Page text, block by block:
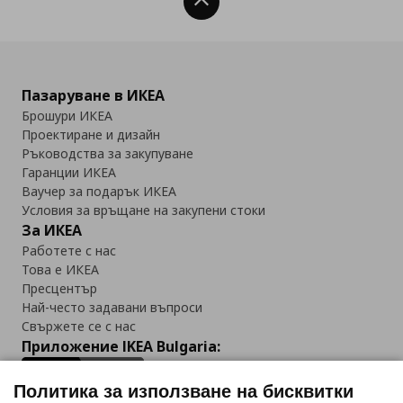
Пазаруване в ИКЕА
Брошури ИКЕА
Проектиране и дизайн
Ръководства за закупуване
Гаранции ИКЕА
Ваучер за подарък ИКЕА
Условия за връщане на закупени стоки
За ИКЕА
Работете с нас
Това е ИКЕА
Пресцентър
Най-често задавани въпроси
Свържете се с нас
Приложение IKEA Bulgaria:
Политика за използване на бисквитки